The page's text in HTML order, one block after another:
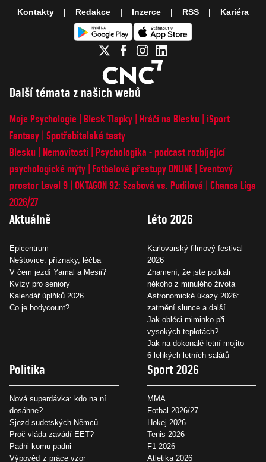
Další témata z našich webů
Moje Psychologie Blesk Tlapky Hráči na Blesku
iSport
Fantasy Spotřebitelské testy
Blesku
Nemovitosti
Psychologika - podcast rozbíjející
psychologické mýty
Fotbalové přestupy ONLINE
Eventový
prostor Level 9 OKTAGON 92: Szabová vs. Pudilová
Chance Liga
2026/27
Aktuálně
Epicentrum
Neštovice: příznaky, léčba
V čem jezdí Yamal a Mesii?
Kvízy pro seniory
Kalendář úplňků 2026
Co je bodycount?
Léto 2026
Karlovarský filmový festival
2026
Znamení, že jste potkali
někoho z minulého života
Astronomické úkazy 2026:
zatmění slunce a další
Jak obléci miminko při
vysokých teplotách?
Jak na dokonalé letní mojito
6 lehkých letních salátů
Politika
Nová superdávka: kdo na ní
dosáhne?
Sjezd sudetských Němců
Proč vláda zavádí EET?
Padni komu padni
Výpověď z práce vzor
Sport 2026
MMA
Fotbal 2026/27
Hokej 2026
Tenis 2026
F1 2026
Atletika 2026
Kontakty Redakce Inzerce RSS Kariéra